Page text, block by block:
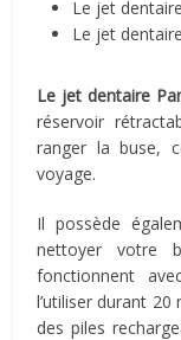
Le jet
Le jet
Le jet dentaire
réservoir
ranger la buse,
voyage.
Il possède
nettoyer votre
fonctionnent
l’utiliser durant
des piles